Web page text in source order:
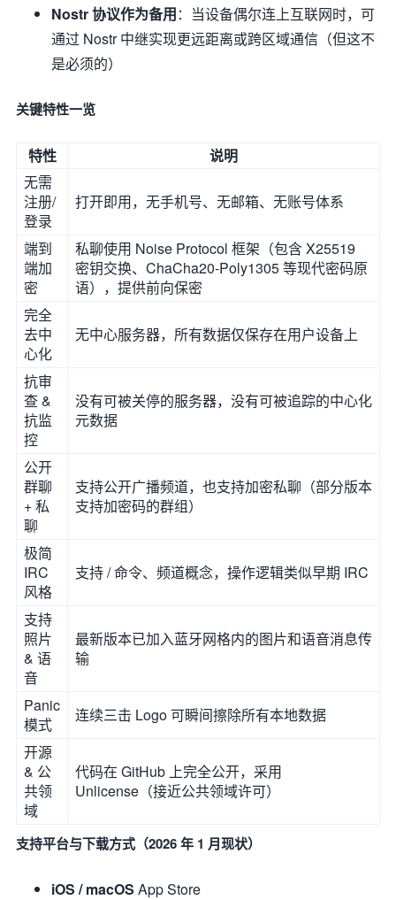
Nostr 协议作为备用：当设备偶尔连上互联网时，可
通过 Nostr 中继实现更远距离或跨区域通信（但这不
是必须的）
关键特性一览
特性
说明
无需
注册/
登录
打开即用，无手机号、无邮箱、无账号体系
端到
端加
密
私聊使用 Noise Protocol 框架（包含 X25519
密钥交换、ChaCha20-Poly1305 等现代密码原
语），提供前向保密
完全
去中
心化
无中心服务器，所有数据仅保存在用户设备上
抗审
查 &
抗监
控
没有可被关停的服务器，没有可被追踪的中心化
元数据
公开
群聊
+ 私
聊
支持公开广播频道，也支持加密私聊（部分版本
支持加密码的群组）
极简
IRC
风格
支持 / 命令、频道概念，操作逻辑类似早期 IRC
支持
照片
& 语
音
最新版本已加入蓝牙网格内的图片和语音消息传
输
Panic
模式
连续三击 Logo 可瞬间擦除所有本地数据
开源
& 公
共领
域
代码在 GitHub 上完全公开，采用
Unlicense（接近公共领域许可）
支持平台与下载方式（2026 年 1 月现状）
iOS / macOS App Store